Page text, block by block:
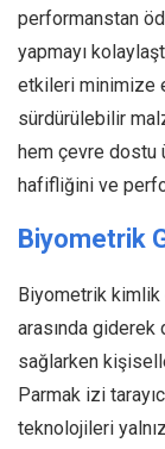
performanstan
yapmayı
etkileri minimize
sürdürülebilir
hem çevre dostu
hafifliğini ve
Biyometrik
Biyometrik kimlik
arasında giderek
sağlarken
Parmak izi
teknolojileri